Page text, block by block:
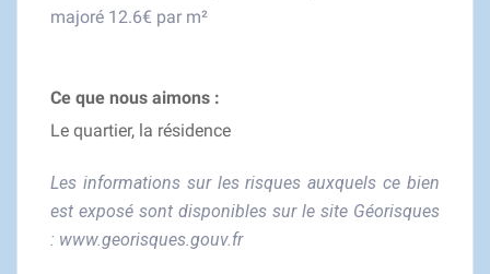
majoré 12.6€ par m²
Ce que nous aimons :
Le quartier, la résidence
Les informations sur les risques auxquels ce bien
est exposé sont disponibles sur le site Géorisques
: www.georisques.gouv.fr